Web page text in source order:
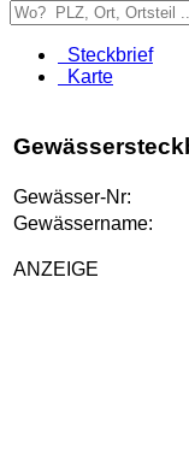
Steckbrief
Karte
Gewässer-Nr:
Gewässername:
ANZEIGE